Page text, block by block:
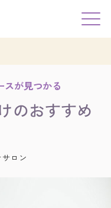
スが見つかる
のおすすめ
ロン